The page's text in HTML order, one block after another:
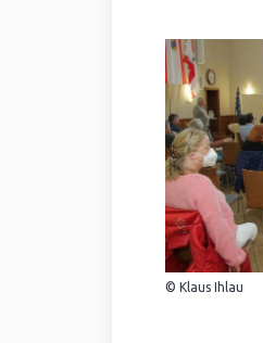
© Klaus Ihlau